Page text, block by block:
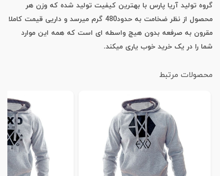
گروه تولید آریا پارس با بهترین کیفیت تولید شده که وزن هر
محصول از نظر ضخامت به حدود480 گرم میرسد و داریی قیمت کاملا
مقرون به صرفعه بدون هیچ واسطه ای است که همه این موارد
شما را در یک خرید خوب یاری میکند.
محصولات مرتبط